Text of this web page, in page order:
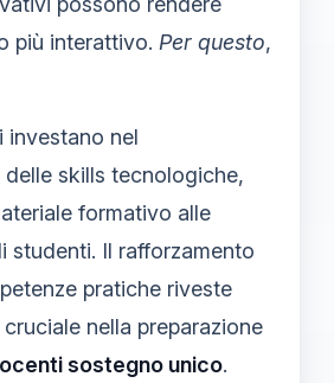
più interattivo. Per questo,
investano nel
skills tecnologiche,
formativo alle
studenti. Il rafforzamento
pratiche riveste
nella preparazione
sostegno unico.